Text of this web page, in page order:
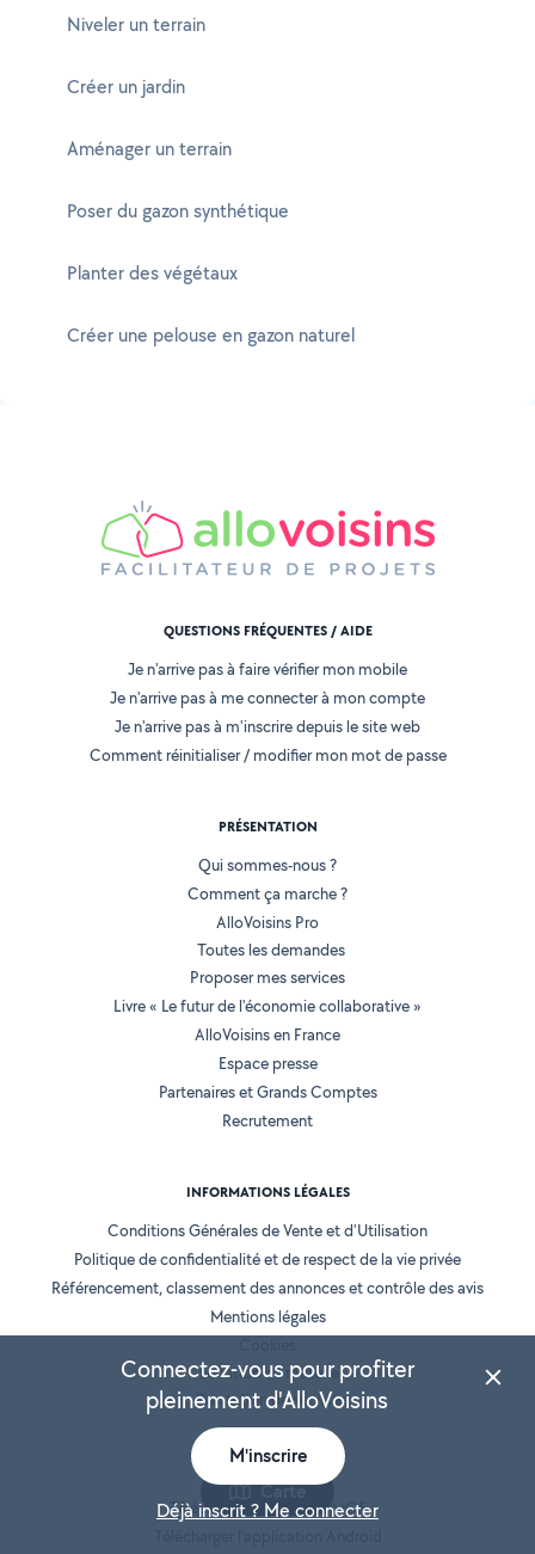
Niveler un terrain
Créer un jardin
Aménager un terrain
Poser du gazon synthétique
Planter des végétaux
Créer une pelouse en gazon naturel
Carte
QUESTIONS FRÉQUENTES / AIDE
Je n'arrive pas à faire vérifier mon mobile
Je n'arrive pas à me connecter à mon compte
Je n'arrive pas à m'inscrire depuis le site web
Comment réinitialiser / modifier mon mot de passe
PRÉSENTATION
Qui sommes-nous ?
Comment ça marche ?
AlloVoisins Pro
Toutes les demandes
Proposer mes services
Livre « Le futur de l'économie collaborative »
AlloVoisins en France
Espace presse
Partenaires et Grands Comptes
Recrutement
INFORMATIONS LÉGALES
Conditions Générales de Vente et d'Utilisation
Politique de confidentialité et de respect de la vie privée
Référencement, classement des annonces et contrôle des avis
Mentions légales
Location de matériel
Prestation de services
Télécharger l’application iOS
Connectez-vous pour profiter
pleinement d'AlloVoisins
M'inscrire
Déjà inscrit ? Me connecter